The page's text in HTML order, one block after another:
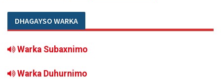
DHAGAYSO WARKA
Warka Subaxnimo
Warka Duhurnimo